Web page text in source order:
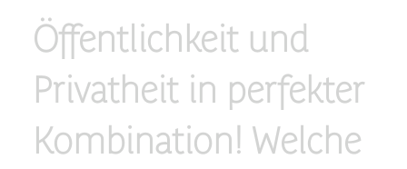
Öffentlichkeit und
Privatheit in perfekter
Kombination! Welche